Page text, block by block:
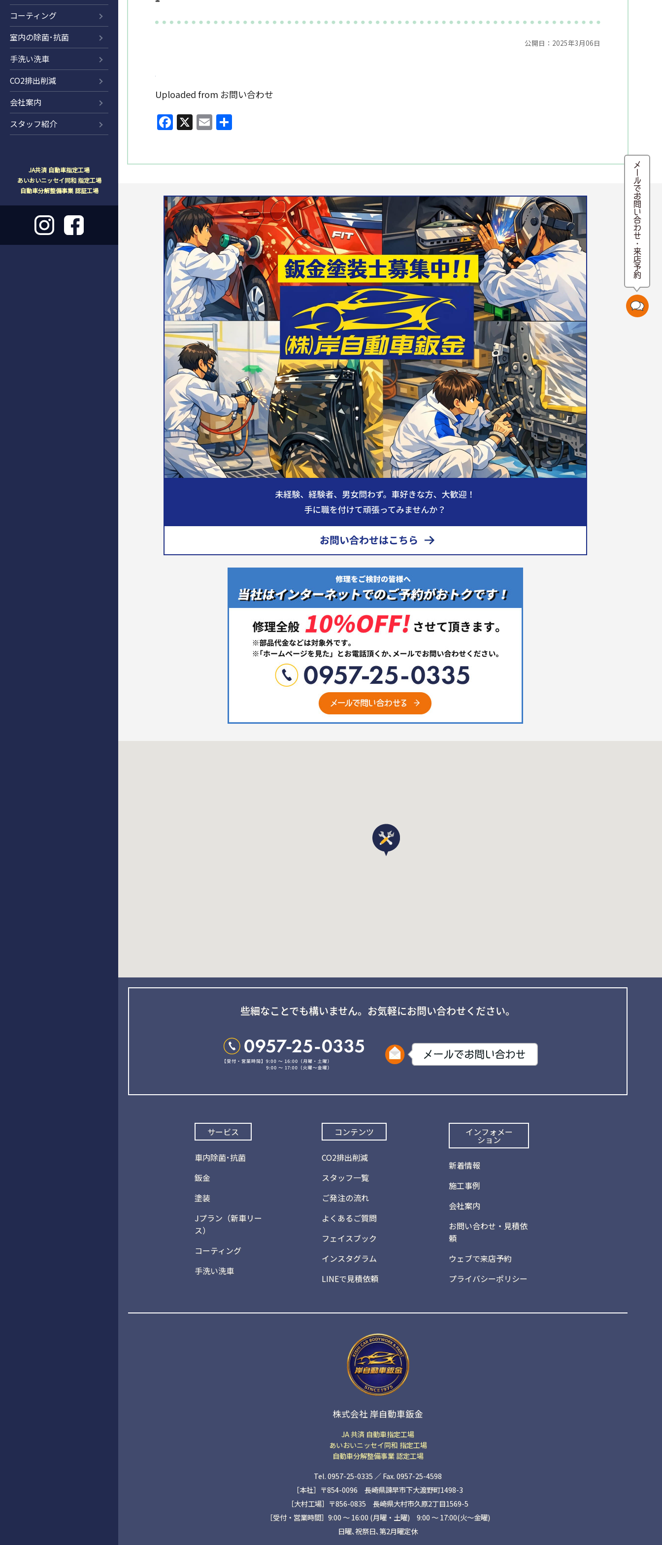
コーティング
室内の除菌･抗菌
手洗い洗車
CO2排出削減
会社案内
スタッフ紹介
JA共済 自動車指定工場
あいおいニッセイ同和 指定工場
自動車分解整備事業 認証工場
メールでお問い合わせ・来店予約
公開日：2025年3月06日
Uploaded from お問い合わせ
Facebook
X Email
些細なことでも構いません。 お気軽にお問い合わせください。
サービス
車内除菌･抗菌
鈑金
塗装
Jプラン（新車リー
ス）
コーティング
手洗い洗車
コンテンツ
CO2排出削減
スタッフ一覧
ご発注の流れ
よくあるご質問
フェイスブック
インスタグラム
LINEで見積依頼
インフォメー
ション
新着情報
施工事例
会社案内
お問い合わせ・見積依
頼
ウェブで来店予約
プライバシーポリシー
株式会社 岸自動車鈑金
JA 共済 自動車指定工場
あいおいニッセイ同和 指定工場
自動車分解整備事業 認定工場
Tel. 0957-25-0335 ／ Fax. 0957-25-4598
［本社］〒854-0096 長崎県諫早市下大渡野町1498-3
［大村工場］〒856-0835 長崎県大村市久原2丁目1569-5
［受付・営業時間］9:00 ～ 16:00 (月曜・土曜) 9:00 〜 17:00(火〜金曜)
日曜､祝祭日､第2月曜定休